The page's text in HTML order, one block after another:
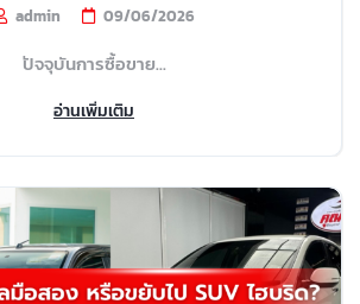
admin 09/06/2026
ปัจจุบันการซื้อขาย...
อ่านเพิ่มเติม